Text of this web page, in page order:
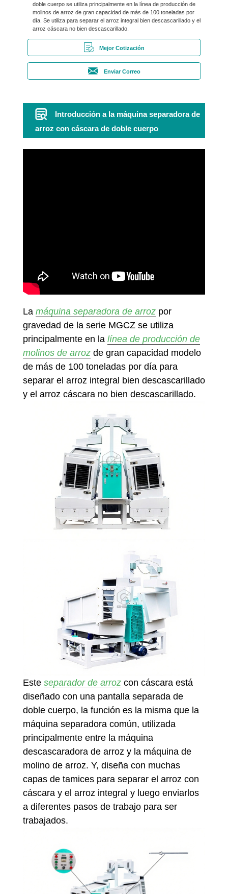
doble cuerpo se utiliza principalmente en la línea de producción de
molinos de arroz de gran capacidad de más de 100 toneladas por
día. Se utiliza para separar el arroz integral bien descascarillado y el
arroz cáscara no bien descascarillado.
Mejor Cotización
Enviar Correo
Introducción a la máquina separadora de
arroz con cáscara de doble cuerpo
La máquina separadora de arrozpor
gravedad de la serie MGCZ se utiliza
principalmente en la línea de producción de
molinos de arrozde gran capacidad modelo
de más de 100 toneladas por día para
separar el arroz integral bien descascarillado
y el arroz cáscara no bien descascarillado.
Este separador de arrozcon cáscara está
diseñado con una pantalla separada de
doble cuerpo, la función es la misma que la
máquina separadora común, utilizada
principalmente entre la máquina
descascaradora de arroz y la máquina de
molino de arroz. Y, diseña con muchas
capas de tamices para separar el arroz con
cáscara y el arroz integral y luego enviarlos
a diferentes pasos de trabajo para ser
trabajados.